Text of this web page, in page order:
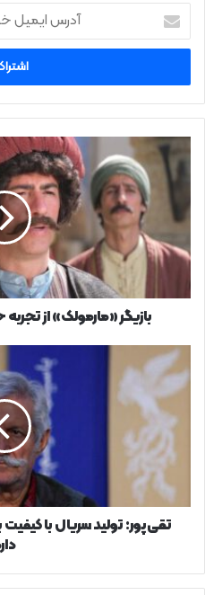
آدرس
ایمیل
خود
وارد
کنید
بازیگر
«مارمولک»
تجربه
حضور
«مهیار
عیار»
گفت
بازیگر «مارمولک» از
تقی‌پور:
تولید
سریال
کیفیت
روند
معیشت
هنرمندان
تقی‌پور: تولید سریال با